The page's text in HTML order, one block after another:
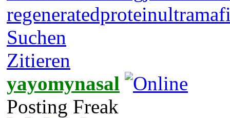
regeneratedprotein
Suchen
Zitieren
yayomynasal
Posting Freak